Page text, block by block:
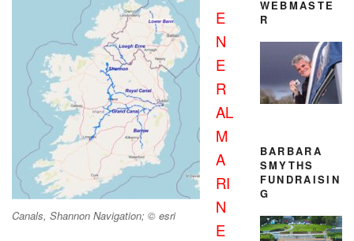
Canals, Shannon Navigation; © esri
E
N
E
R
AL
M
A
RI
N
E
WEBMASTE
R
BARBARA
SMYTHS
FUNDRAISIN
G